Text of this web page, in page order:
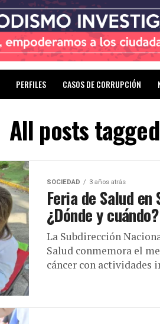
PERFILES CASOS DE CORRUPCIÓN
All posts
SOCIEDAD 3 años atrás
Feria de Salud
¿Dónde y cuándo?
La Subdirección
Salud conmemora el
cáncer con actividades